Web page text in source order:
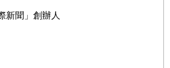
新聞」創辦人